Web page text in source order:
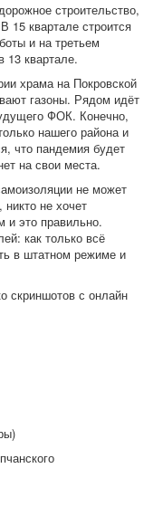
строительство,
15 квартале строится
и на третьем
13 квартале.
храма на Покровской
газоны. Рядом идёт
ФОК. Конечно,
нашего района и
что пандемия будет
на свои места.
не может
не хочет
и это правильно.
как только всё
в штатном режиме и
скриншотов с онлайн